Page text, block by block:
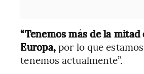
“Tenemos más de la
Europa,por lo que
tenemos actualmente”.